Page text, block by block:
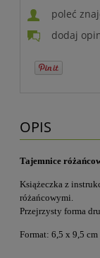
poleć
dodaj
OPIS
Tajemnice
Książeczka z
różańcowymi.
Przejrzysty forma
Format: 6,5 x 9,5 cm